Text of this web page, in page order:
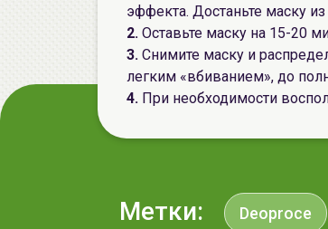
эффекта. Достаньте маску
2. Оставьте маску на 15-20
3. Снимите маску и
легким «вбиванием», до
4. При необходимости
Метки: Deoproce